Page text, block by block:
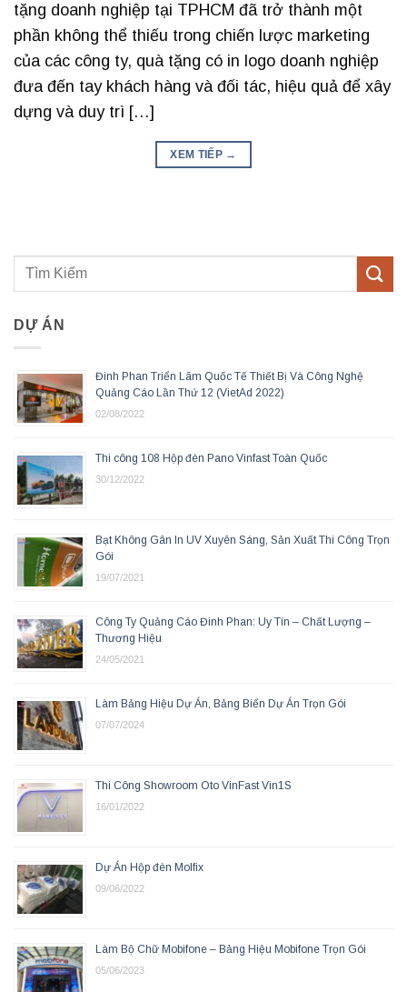
tặng doanh nghiệp tại TPHCM đã trở thành một
phần không thể thiếu trong chiến lược marketing
của các công ty, quà tặng có in logo doanh nghiệp
đưa đến tay khách hàng và đối tác, hiệu quả để xây
dựng và duy trì […]
XEM TIẾP →
DỰ ÁN
Đinh Phan Triển Lãm Quốc Tế Thiết Bị Và Công Nghệ
Quảng Cáo Lần Thứ 12 (VietAd 2022)
02/08/2022
Thi công 108 Hộp đèn Pano Vinfast Toàn Quốc
30/12/2022
Bạt Không Gân In UV Xuyên Sáng, Sản Xuất Thi Công Trọn
Gói
19/07/2021
Công Ty Quảng Cáo Đinh Phan: Uy Tín – Chất Lượng –
Thương Hiệu
24/05/2021
Làm Bảng Hiệu Dự Án, Bảng Biển Dự Án Trọn Gói
07/07/2024
Thi Công Showroom Oto VinFast Vin1S
16/01/2022
Dự Án Hộp đèn Molfix
09/06/2022
Làm Bộ Chữ Mobifone – Bảng Hiệu Mobifone Trọn Gói
05/06/2023